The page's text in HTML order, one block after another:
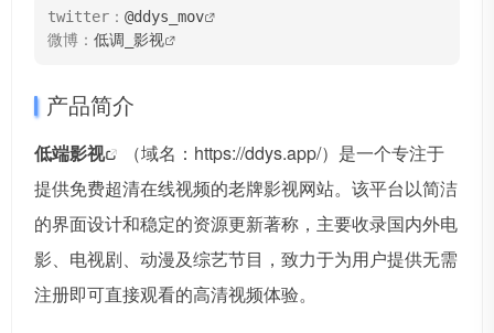
twitter： @ddys_mov
微博： 低调_影视
产品简介
低端影视
（域名：https://ddys.app/）是一个专注于
提供免费超清在线视频的老牌影视网站。该平台以简洁
的界面设计和稳定的资源更新著称，主要收录国内外电
影、电视剧、动漫及综艺节目，致力于为用户提供无需
注册即可直接观看的高清视频体验。